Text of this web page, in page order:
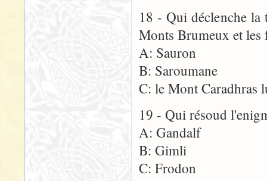
18 - Qui déclenche la
Monts Brumeux et les
A: Sauron
B: Saroumane
C: le Mont Caradhras
19 - Qui résoud
A: Gandalf
B: Gimli
C: Frodon